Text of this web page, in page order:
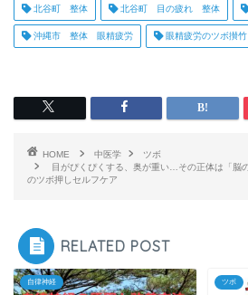
北谷町 整体 北谷町 目の疲れ 整体
沖縄市 整体 眼精疲労 眼精疲労のツボ攅竹
HOME 中医学
ツボ
目がぴくぴくする、奥が重い…その正体は「脳
のツボ押しセルフケア
RELATED POST
自律神経 ツボ